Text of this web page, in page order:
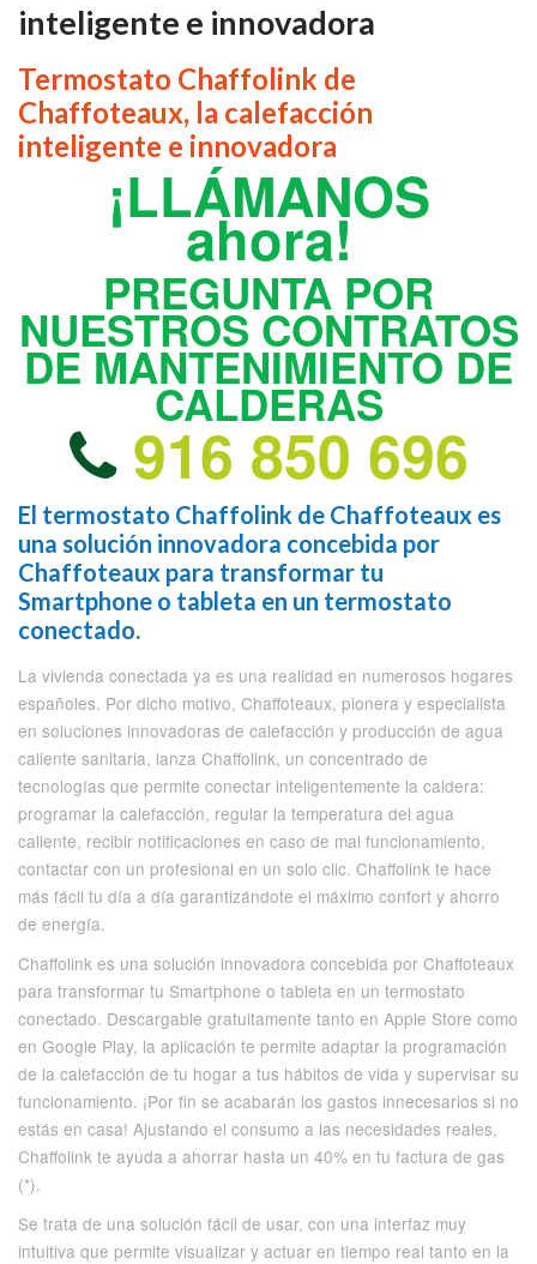
inteligente e innovadora
Termostato Chaffolink de
Chaffoteaux, la calefacción
inteligente e innovadora
¡LLÁMANOS
ahora!
PREGUNTA POR
NUESTROS CONTRATOS
DE MANTENIMIENTO DE
CALDERAS
916 850 696
El termostato Chaffolink de Chaffoteaux es
una solución innovadora concebida por
Chaffoteaux para transformar tu
Smartphone o tableta en un termostato
conectado.
La vivienda conectada ya es una realidad en numerosos hogares
españoles. Por dicho motivo, Chaffoteaux, pionera y especialista
en soluciones innovadoras de calefacción y producción de agua
caliente sanitaria, lanza Chaffolink, un concentrado de
tecnologías que permite conectar inteligentemente la caldera:
programar la calefacción, regular la temperatura del agua
caliente, recibir notificaciones en caso de mal funcionamiento,
contactar con un profesional en un solo clic. Chaffolink te hace
más fácil tu día a día garantizándote el máximo confort y ahorro
de energía.
Chaffolink es una solución innovadora concebida por Chaffoteaux
para transformar tu Smartphone o tableta en un termostato
conectado. Descargable gratuitamente tanto en Apple Store como
en Google Play, la aplicación te permite adaptar la programación
de la calefacción de tu hogar a tus hábitos de vida y supervisar su
funcionamiento. ¡Por fin se acabarán los gastos innecesarios si no
estás en casa! Ajustando el consumo a las necesidades reales,
Chaffolink te ayuda a ahorrar hasta un 40% en tu factura de gas
(*).
Se trata de una solución fácil de usar, con una interfaz muy
intuitiva que permite visualizar y actuar en tiempo real tanto en la